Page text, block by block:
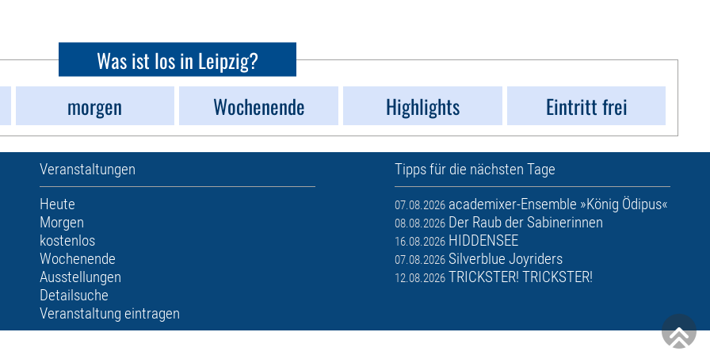
Was ist los in Leipzig?
morgen Wochenende Highlights Eintritt frei
Veranstaltungen
Heute
Morgen
kostenlos
Wochenende
Ausstellungen
Detailsuche
Veranstaltung eintragen
Tipps für die nächsten Tage
07.08.2026 academixer-Ensemble »König Ödipus«
08.08.2026 Der Raub der Sabinerinnen
16.08.2026 HIDDENSEE
07.08.2026 Silverblue Joyriders
12.08.2026 TRICKSTER! TRICKSTER!